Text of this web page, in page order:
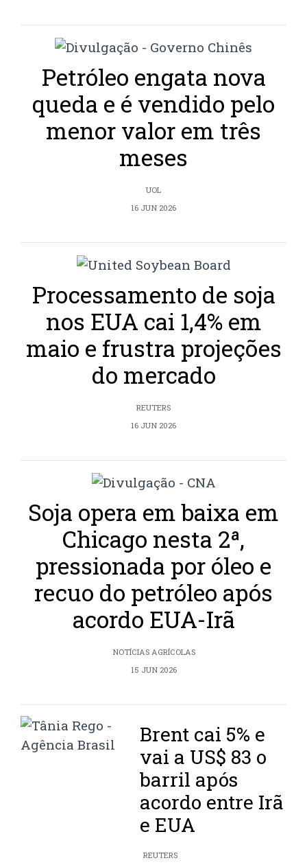
Petróleo engata nova
queda e é vendido pelo
menor valor em três
meses
UOL
16 JUN 2026
Processamento de soja
nos EUA cai 1,4% em
maio e frustra projeções
do mercado
REUTERS
16 JUN 2026
Soja opera em baixa em
Chicago nesta 2ª,
pressionada por óleo e
recuo do petróleo após
acordo EUA-Irã
NOTÍCIAS AGRÍCOLAS
15 JUN 2026
Brent cai 5% e
vai a US$ 83 o
barril após
acordo entre Irã
e EUA
REUTERS